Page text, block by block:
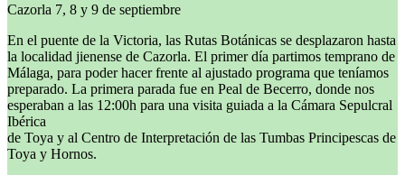
Cazorla 7, 8 y 9 de septiembre
En el puente de la Victoria, las Rutas Botánicas se desplazaron hasta
la localidad jienense de Cazorla. El primer día partimos temprano de
Málaga, para poder hacer frente al ajustado programa que teníamos
preparado. La primera parada fue en Peal de Becerro, donde nos
esperaban a las 12:00h para una visita guiada a la Cámara Sepulcral
Ibérica
de Toya y al Centro de Interpretación de las Tumbas Principescas de
Toya y Hornos.